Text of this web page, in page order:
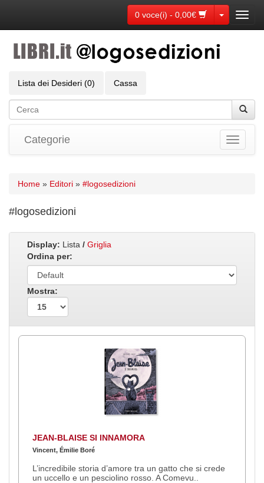
0 voce(i) - 0,00€ Toggle
Lista dei Desideri (0) Cassa
Toggle
Categorie
Home » Editori » #logosedizioni
#logosedizioni
Display: Lista / Griglia
Ordina per:
Mostra:
JEAN-BLAISE SI INNAMORA
Vincent, Émilie Boré
L’incredibile storia d’amore tra un gatto che si crede
un uccello e un pesciolino rosso. A Comevu..